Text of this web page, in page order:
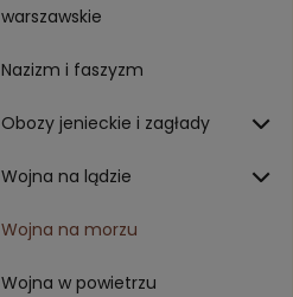
warszawskie
Nazizm i faszyzm
Obozy jenieckie i zagłady
Wojna na lądzie
Wojna na morzu
Wojna w powietrzu